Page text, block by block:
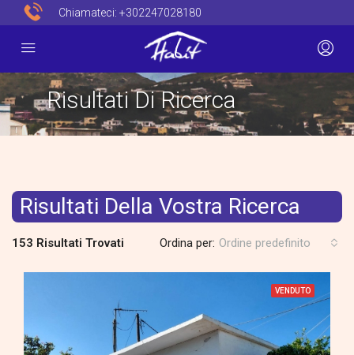
Chiamateci: +302247028180
Risultati Di Ricerca
Risultati Della Vostra Ricerca
153 Risultati Trovati Ordina per: Ordine predefinito
VENDUTO